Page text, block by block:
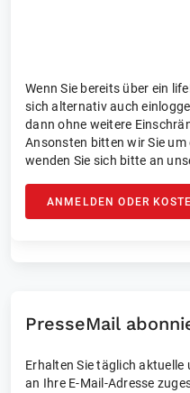
Wenn Sie bereits über ein
sich alternativ auch
dann ohne weitere
Ansonsten bitten wir Sie um
wenden Sie sich bitte an
ANMELDEN ODER
PresseMail
Erhalten Sie täglich
an Ihre E-Mail-Adresse